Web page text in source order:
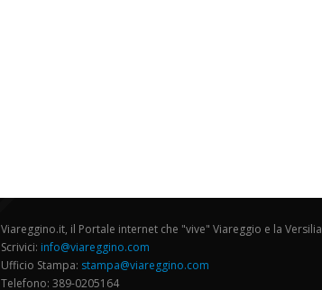
Viareggino.it, il Portale internet che "vive" Viareggio e la Versilia
Scrivici: info@viareggino.com
Ufficio Stampa: stampa@viareggino.com
Telefono: 389-0205164